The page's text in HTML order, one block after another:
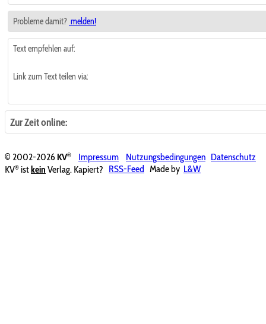
Probleme damit? melden!
Text empfehlen auf:
Link zum Text teilen via:
Zur Zeit online:
© 2002-2026KV® Impressum Nutzungsbedingungen Datenschutz
KV® istkein Verlag. Kapiert? RSS-Feed Made by L&W